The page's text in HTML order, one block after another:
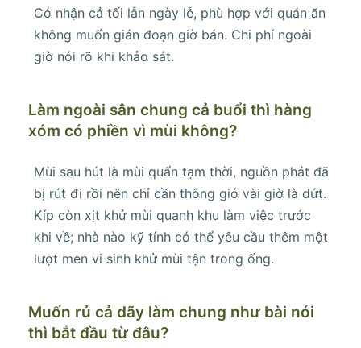
Có nhận cả tối lẫn ngày lễ, phù hợp với quán ăn
không muốn gián đoạn giờ bán. Chi phí ngoài
giờ nói rõ khi khảo sát.
Làm ngoài sân chung cả buổi thì hàng
xóm có phiền vì mùi không?
Mùi sau hút là mùi quẩn tạm thời, nguồn phát đã
bị rút đi rồi nên chỉ cần thông gió vài giờ là dứt.
Kíp còn xịt khử mùi quanh khu làm việc trước
khi về; nhà nào kỹ tính có thể yêu cầu thêm một
lượt men vi sinh khử mùi tận trong ống.
Muốn rủ cả dãy làm chung như bài nói
thì bắt đầu từ đâu?